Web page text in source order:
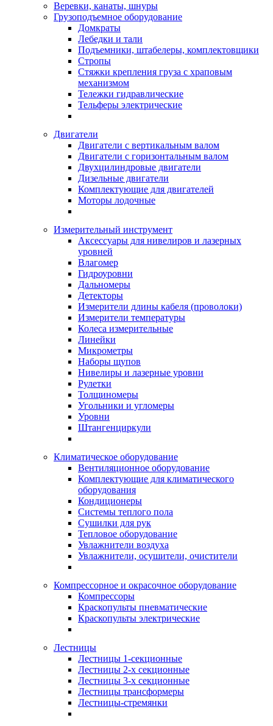
Веревки, канаты, шнуры
Грузоподъемное оборудование
Домкраты
Лебедки и тали
Подъемники, штабелеры, комплектовщики
Стропы
Стяжки крепления груза с храповым
механизмом
Тележки гидравлические
Тельферы электрические
Двигатели
Двигатели с вертикальным валом
Двигатели с горизонтальным валом
Двухцилиндровые двигатели
Дизельные двигатели
Комплектующие для двигателей
Моторы лодочные
Измерительный инструмент
Аксессуары для нивелиров и лазерных
уровней
Влагомер
Гидроуровни
Дальномеры
Детекторы
Измерители длины кабеля (проволоки)
Измерители температуры
Колеса измерительные
Линейки
Микрометры
Наборы щупов
Нивелиры и лазерные уровни
Рулетки
Толщиномеры
Угольники и угломеры
Уровни
Штангенциркули
Климатическое оборудование
Вентиляционное оборудование
Комплектующие для климатического
оборудования
Кондиционеры
Системы теплого пола
Сушилки для рук
Тепловое оборудование
Увлажнители воздуха
Увлажнители, осушители, очистители
Компрессорное и окрасочное оборудование
Компрессоры
Краскопульты пневматические
Краскопульты электрические
Лестницы
Лестницы 1-секционные
Лестницы 2-х секционные
Лестницы 3-х секционные
Лестницы трансформеры
Лестницы-стремянки